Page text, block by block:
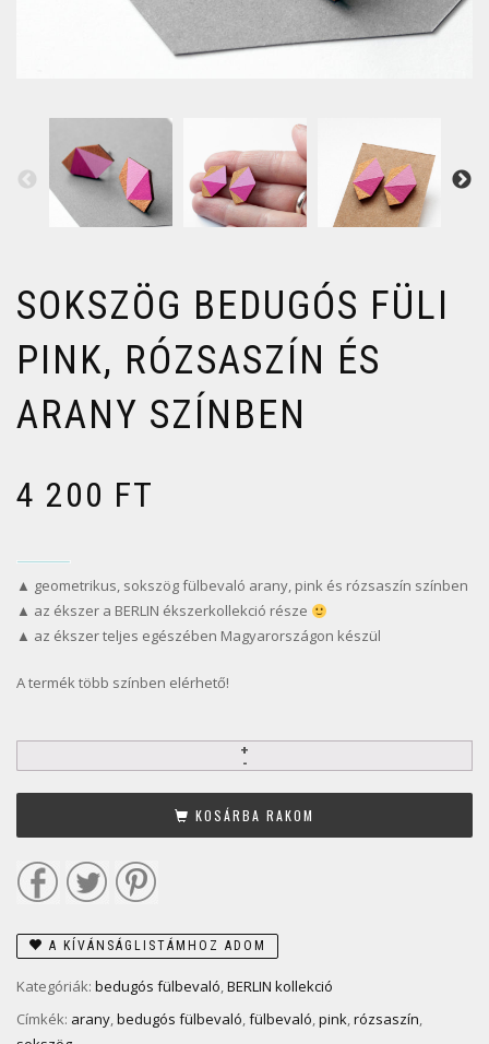
SOKSZÖG BEDUGÓS FÜLI
PINK, RÓZSASZÍN ÉS
ARANY SZÍNBEN
4 200 FT
▲ geometrikus, sokszög fülbevaló arany, pink és rózsaszín színben
▲ az ékszer a BERLIN ékszerkollekció része
▲ az ékszer teljes egészében Magyarországon készül
A termék több színben elérhető!
KOSÁRBA RAKOM
A KÍVÁNSÁGLISTÁMHOZ ADOM
Kategóriák: bedugós fülbevaló,BERLIN kollekció
Címkék: arany,bedugós fülbevaló,fülbevaló,pink,rózsaszín,